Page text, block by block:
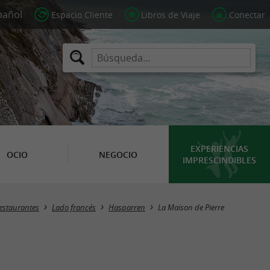
Espacio Cliente Libros de Viaje Conectar
OCIO NEGOCIO
EXPERIENCIAS
IMPRESCINDIBLES
Lado francés Hasparren La Maison de Pierre